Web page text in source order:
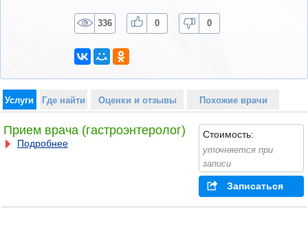
336 0 0
Услуги Где найти Оценки и отзывы Похожие врачи
Прием врача (гастроэнтеролог)
Подробнее
Стоимость:
уточняется при
записи
Записаться